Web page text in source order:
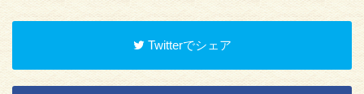
Twitterでシェア